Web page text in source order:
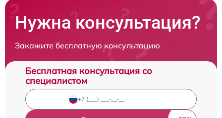
Нужна консультация?
Закажите бесплатную консультацию
Бесплатная консультация со
специалистом